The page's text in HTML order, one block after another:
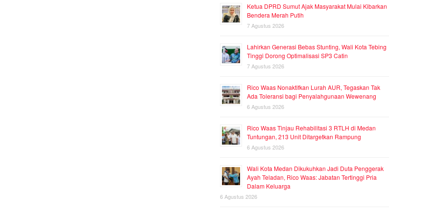
Ketua DPRD Sumut Ajak Masyarakat Mulai Kibarkan
Bendera Merah Putih
7 Agustus 2026
Lahirkan Generasi Bebas Stunting, Wali Kota Tebing
Tinggi Dorong Optimalisasi SP3 Catin
7 Agustus 2026
Rico Waas Nonaktifkan Lurah AUR, Tegaskan Tak
Ada Toleransi bagi Penyalahgunaan Wewenang
6 Agustus 2026
Rico Waas Tinjau Rehabilitasi 3 RTLH di Medan
Tuntungan, 213 Unit Ditargetkan Rampung
6 Agustus 2026
Wali Kota Medan Dikukuhkan Jadi Duta Penggerak
Ayah Teladan, Rico Waas: Jabatan Tertinggi Pria
Dalam Keluarga
6 Agustus 2026